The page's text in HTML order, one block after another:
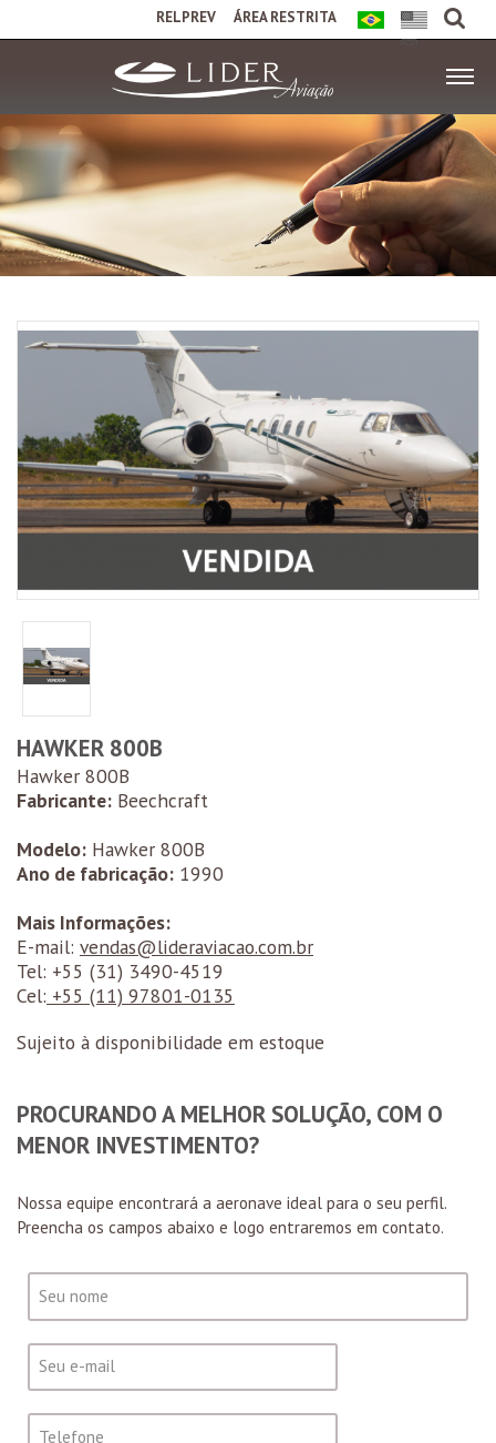
RELPREV ÁREA RESTRITA
HAWKER 800B
Hawker 800B
Fabricante: Beechcraft
Modelo: Hawker 800B
Ano de fabricação: 1990
Mais Informações:
E-mail: vendas@lideraviacao.com.br
Tel: +55 (31) 3490-4519
Cel: +55 (11) 97801-0135
Sujeito à disponibilidade em estoque
PROCURANDO A MELHOR SOLUÇÃO, COM O
MENOR INVESTIMENTO?
Nossa equipe encontrará a aeronave ideal para o seu perfil.
Preencha os campos abaixo e logo entraremos em contato.